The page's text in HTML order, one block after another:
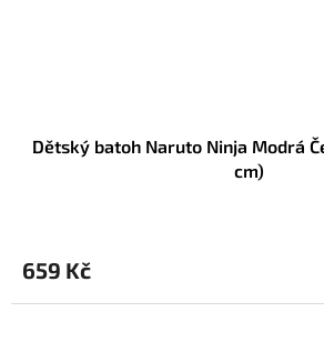
Dětský batoh Naruto Ninja Modrá
cm)
659 Kč